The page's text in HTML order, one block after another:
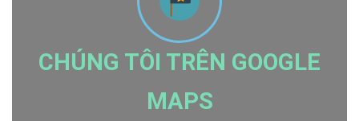
CHÚNG TÔI TRÊN GOOGLE
MAPS